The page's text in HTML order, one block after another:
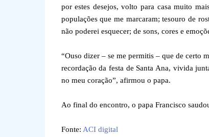
por estes desejos, volto para casa muito
populações que me marcaram; tesouro de
não poderei esquecer; de sons, cores e
“Ouso dizer – se me permitis – que de certo
recordação da festa de Santa Ana, vivida
no meu coração”, afirmou o papa.
Ao final do encontro, o papa Francisco
Fonte: ACI digital